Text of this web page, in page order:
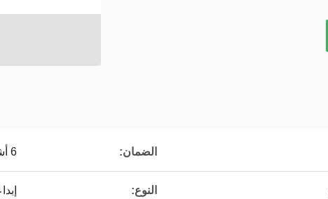
الضمان: 6 أشهر
النوع: